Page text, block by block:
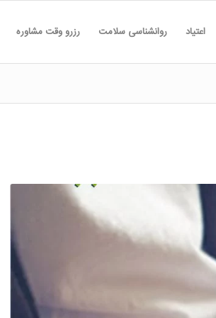
اعتیاد روانشناسی سلامت رزرو وقت مشاوره